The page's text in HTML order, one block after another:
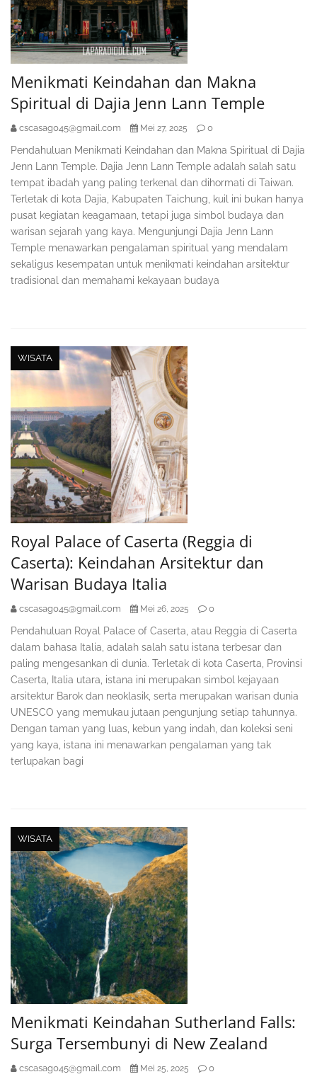
Menikmati Keindahan dan Makna
Spiritual di Dajia Jenn Lann Temple
cscasag045@gmail.com Mei 27, 2025 0
Pendahuluan Menikmati Keindahan dan Makna Spiritual di Dajia
Jenn Lann Temple. Dajia Jenn Lann Temple adalah salah satu
tempat ibadah yang paling terkenal dan dihormati di Taiwan.
Terletak di kota Dajia, Kabupaten Taichung, kuil ini bukan hanya
pusat kegiatan keagamaan, tetapi juga simbol budaya dan
warisan sejarah yang kaya. Mengunjungi Dajia Jenn Lann
Temple menawarkan pengalaman spiritual yang mendalam
sekaligus kesempatan untuk menikmati keindahan arsitektur
tradisional dan memahami kekayaan budaya
WISATA
Royal Palace of Caserta (Reggia di
Caserta): Keindahan Arsitektur dan
Warisan Budaya Italia
cscasag045@gmail.com Mei 26, 2025 0
Pendahuluan Royal Palace of Caserta, atau Reggia di Caserta
dalam bahasa Italia, adalah salah satu istana terbesar dan
paling mengesankan di dunia. Terletak di kota Caserta, Provinsi
Caserta, Italia utara, istana ini merupakan simbol kejayaan
arsitektur Barok dan neoklasik, serta merupakan warisan dunia
UNESCO yang memukau jutaan pengunjung setiap tahunnya.
Dengan taman yang luas, kebun yang indah, dan koleksi seni
yang kaya, istana ini menawarkan pengalaman yang tak
terlupakan bagi
WISATA
Menikmati Keindahan Sutherland Falls:
Surga Tersembunyi di New Zealand
cscasag045@gmail.com Mei 25, 2025 0